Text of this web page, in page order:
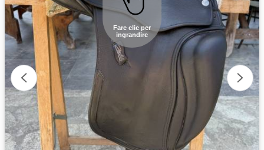
Fare clic per
ingrandire